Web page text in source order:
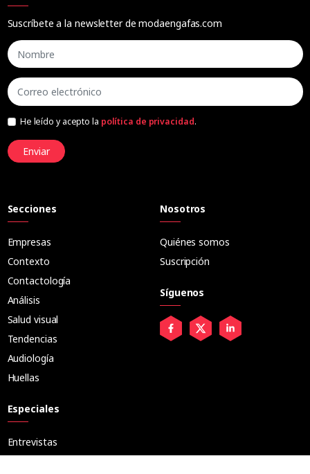
Suscríbete a la newsletter de modaengafas.com
He leído y acepto la política de privacidad.
Enviar
Secciones
Empresas
Contexto
Contactología
Análisis
Salud visual
Tendencias
Audiología
Huellas
Especiales
Entrevistas
Nosotros
Quiénes somos
Suscripción
Síguenos